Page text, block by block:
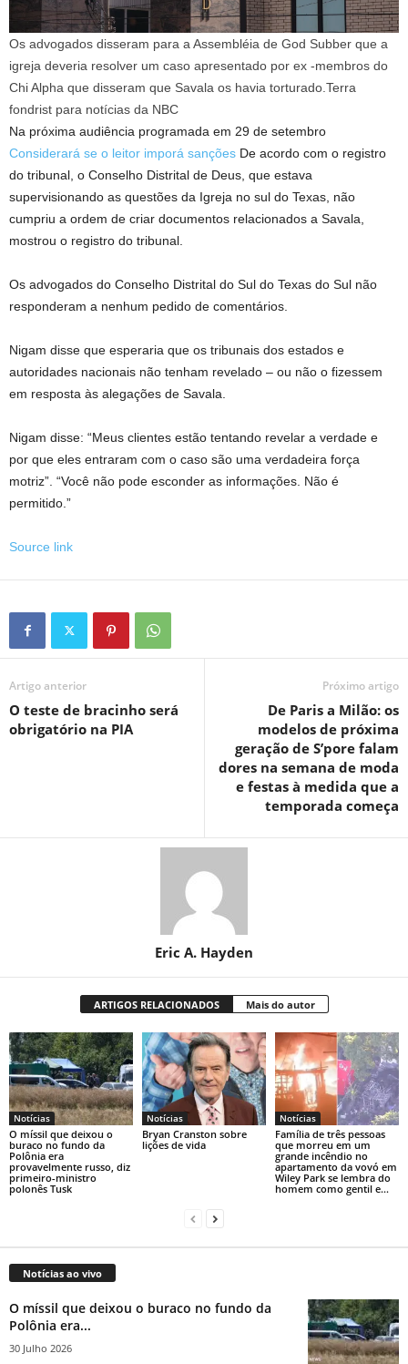
Os advogados disseram para a Assembléia de God Subber que a
igreja deveria resolver um caso apresentado por ex -membros do
Chi Alpha que disseram que Savala os havia torturado.Terra
fondrist para notícias da NBC
Na próxima audiência programada em 29 de setembro
Considerará se o leitor imporá sanções De acordo com o registro
do tribunal, o Conselho Distrital de Deus, que estava
supervisionando as questões da Igreja no sul do Texas, não
cumpriu a ordem de criar documentos relacionados a Savala,
mostrou o registro do tribunal.
Os advogados do Conselho Distrital do Sul do Texas do Sul não
responderam a nenhum pedido de comentários.
Nigam disse que esperaria que os tribunais dos estados e
autoridades nacionais não tenham revelado – ou não o fizessem
em resposta às alegações de Savala.
Nigam disse: “Meus clientes estão tentando revelar a verdade e
por que eles entraram com o caso são uma verdadeira força
motriz”. “Você não pode esconder as informações. Não é
permitido.”
Source link
Artigo anterior
O teste de bracinho será
obrigatório na PIA
Próximo artigo
De Paris a Milão: os
modelos de próxima
geração de S’pore falam
dores na semana de moda
e festas à medida que a
temporada começa
Eric A. Hayden
ARTIGOS RELACIONADOS Mais do autor
Notícias
O míssil que deixou o
buraco no fundo da
Polônia era
provavelmente russo, diz
primeiro-ministro
polonês Tusk
Notícias
Bryan Cranston sobre
lições de vida
Notícias
Família de três pessoas
que morreu em um
grande incêndio no
apartamento da vovó em
Wiley Park se lembra do
homem como gentil e...
Notícias ao vivo
O míssil que deixou o buraco no fundo da
Polônia era...
30 Julho 2026